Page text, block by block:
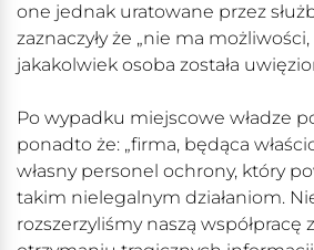
one jednak uratowane przez
zaznaczyły że „nie ma
jakakolwiek osoba została
Po wypadku miejscowe władze
ponadto że: „firma, będąca
własny personel ochrony, który
takim nielegalnym działaniom.
rozszerzyliśmy naszą współpracę